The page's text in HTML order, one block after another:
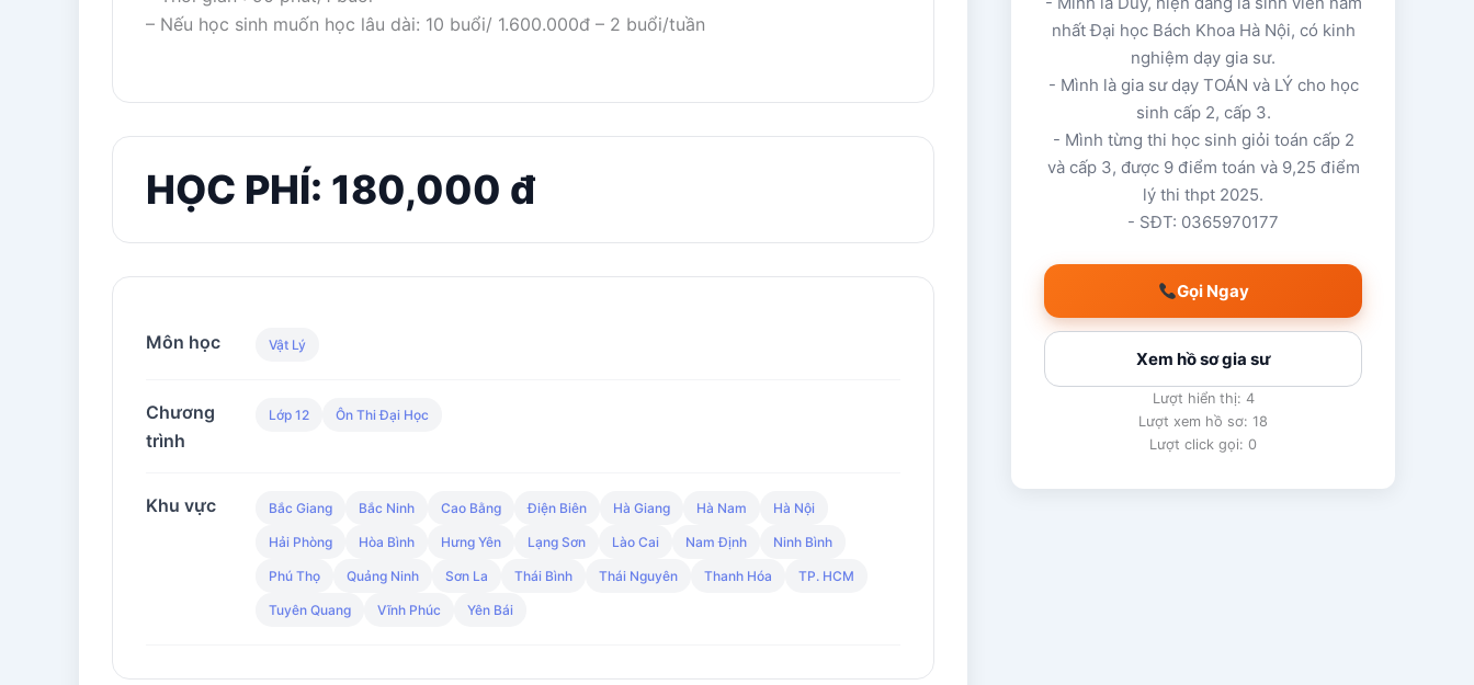
– Nếu học sinh muốn học lâu dài: 10 buổi/ 1.600.000đ – 2 buổi/tuần
HỌC PHÍ: 180,000 đ
Môn học Vật Lý
Chương
trình
Lớp 12 Ôn Thi Đại Học
Khu vực Bắc Giang Bắc Ninh Cao Bằng Điện Biên Hà Giang Hà Nam Hà Nội
Hải Phòng Hòa Bình Hưng Yên Lạng Sơn Lào Cai Nam Định Ninh Bình
Phú Thọ Quảng Ninh Sơn La Thái Bình Thái Nguyên Thanh Hóa TP. HCM
Tuyên Quang Vĩnh Phúc Yên Bái
nhất Đại học Bách Khoa Hà Nội, có kinh
nghiệm dạy gia sư.
- Mình là gia sư dạy TOÁN và LÝ cho học
sinh cấp 2, cấp 3.
- Mình từng thi học sinh giỏi toán cấp 2
và cấp 3, được 9 điểm toán và 9,25 điểm
lý thi thpt 2025.
- SĐT: 0365970177
Gọi Ngay
Xem hồ sơ gia sư
Lượt hiển thị: 4
Lượt xem hồ sơ: 18
Lượt click gọi: 0